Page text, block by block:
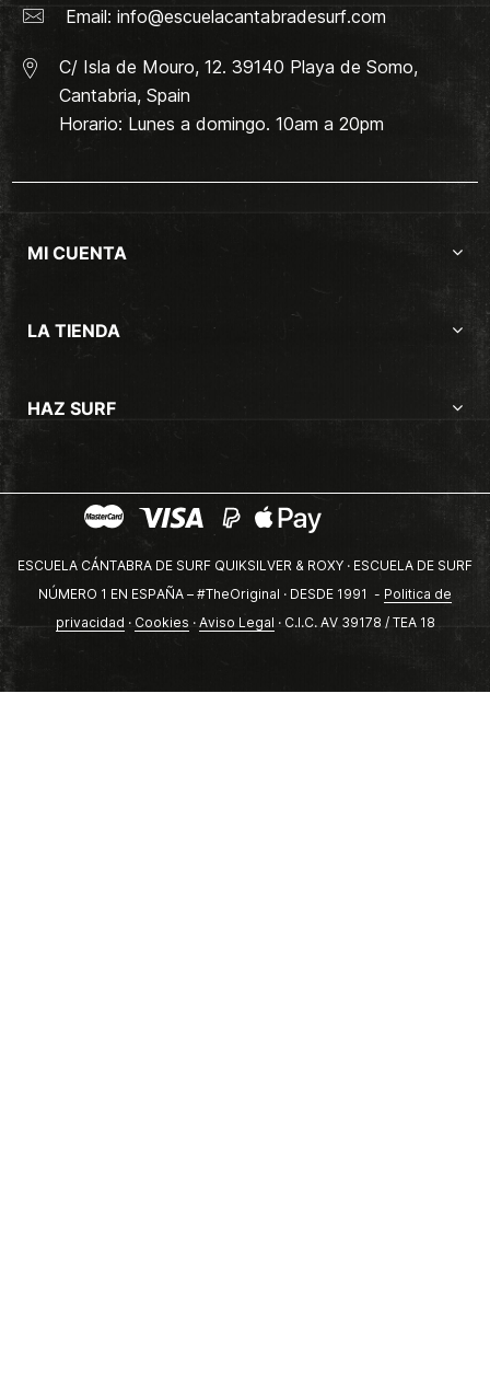
Email: info@escuelacantabradesurf.com
C/ Isla de Mouro, 12. 39140 Playa de Somo,
Cantabria, Spain
Horario: Lunes a domingo. 10am a 20pm
MI CUENTA
LA TIENDA
HAZ SURF
ESCUELA CÁNTABRA DE SURF QUIKSILVER & ROXY · ESCUELA DE SURF
NÚMERO 1 EN ESPAÑA – #TheOriginal · DESDE 1991 - Politica de
privacidad · Cookies · Aviso Legal · C.I.C. AV 39178 / TEA 18